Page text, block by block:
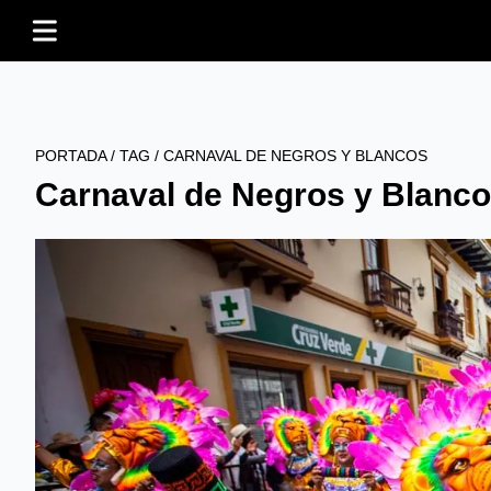
PORTADA/ TAG / CARNAVAL DE NEGROS Y BLANCOS
Carnaval de Negros y